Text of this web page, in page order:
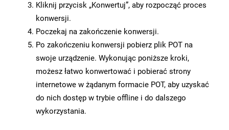
Kliknij przycisk „Konwertuj”, aby rozpocząć proces
konwersji.
Poczekaj na zakończenie konwersji.
Po zakończeniu konwersji pobierz plik POT na
swoje urządzenie. Wykonując poniższe kroki,
możesz łatwo konwertować i pobierać strony
internetowe w żądanym formacie POT, aby uzyskać
do nich dostęp w trybie offline i do dalszego
wykorzystania.